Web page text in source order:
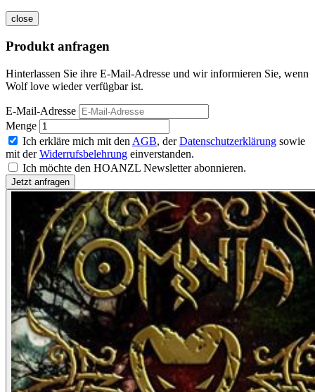
close
Produkt anfragen
Hinterlassen Sie ihre E-Mail-Adresse und wir informieren Sie, wenn
Wolf love wieder verfügbar ist.
E-Mail-Adresse
Menge
Ich erkläre mich mit den AGB, derDatenschutzerklärung sowie
mit derWiderrufsbelehrung einverstanden.
Ich möchte den HOANZL Newsletter abonnieren.